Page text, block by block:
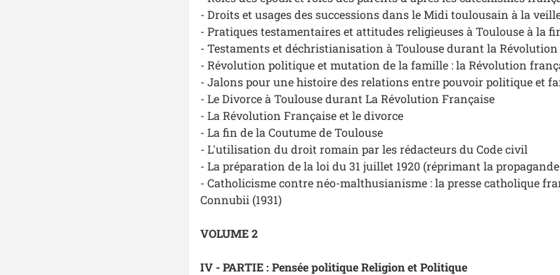
- Droits et usages des successions dans le Midi toulousain à la
- Pratiques testamentaires et attitudes religieuses à Toulouse à la
- Testaments et déchristianisation à Toulouse durant la Révolution
- Révolution politique et mutation de la famille : la Révolution
- Jalons pour une histoire des relations entre pouvoir politique et
- Le Divorce à Toulouse durant La Révolution Française
- La Révolution Française et le divorce
- La fin de la Coutume de Toulouse
- L'utilisation du droit romain par les rédacteurs du Code civil
- La préparation de la loi du 31 juillet 1920 (réprimant la
- Catholicisme contre néo-malthusianisme : la presse catholique
Connubii (1931)
VOLUME 2
IV - PARTIE : Pensée politique Religion et Politique